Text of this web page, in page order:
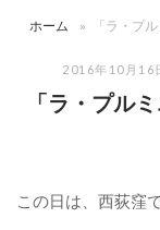
ホーム » 「ラ・プ
2016年10月16
「ラ・プル
この日は、西荻窪